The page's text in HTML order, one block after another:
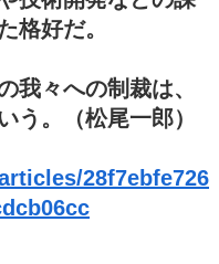
格好だ。
々への制裁は、
う。（松尾一郎）
28f7ebfe726